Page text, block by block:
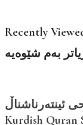
Recently
ئینتەرناشناڵ
Kurdish Quran